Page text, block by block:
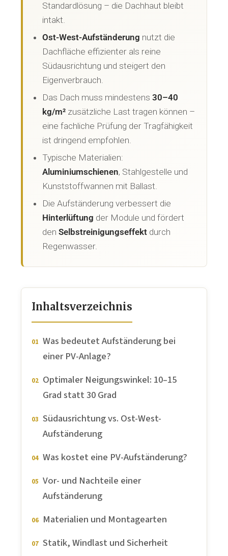
Standardlösung – die Dachhaut bleibt
intakt.
Ost-West-Aufständerung nutzt die
Dachfläche effizienter als reine
Südausrichtung und steigert den
Eigenverbrauch.
Das Dach muss mindestens 30–40
kg/m² zusätzliche Last tragen können –
eine fachliche Prüfung der Tragfähigkeit
ist dringend empfohlen.
Typische Materialien:
Aluminiumschienen, Stahlgestelle und
Kunststoffwannen mit Ballast.
Die Aufständerung verbessert die
Hinterlüftung der Module und fördert
den Selbstreinigungseffekt durch
Regenwasser.
Inhaltsverzeichnis
Was bedeutet Aufständerung bei
einer PV-Anlage?
Optimaler Neigungswinkel: 10–15
Grad statt 30 Grad
Südausrichtung vs. Ost-West-
Aufständerung
Was kostet eine PV-Aufständerung?
Vor- und Nachteile einer
Aufständerung
Materialien und Montagearten
Statik, Windlast und Sicherheit